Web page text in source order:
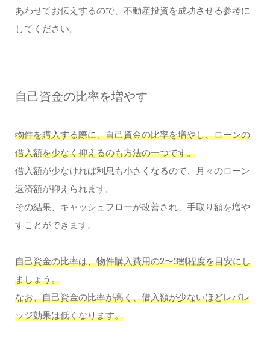
あわせてお伝えするので、不動産投資を成功させる参考に
してください。
自己資金の比率を増やす
物件を購入する際に、自己資金の比率を増やし、ローンの
借入額を少なく抑えるのも方法の一つです。
借入額が少なければ利息も小さくなるので、月々のローン
返済額が抑えられます。
その結果、キャッシュフローが改善され、手取り額を増や
すことができます。
自己資金の比率は、物件購入費用の2〜3割程度を目安にし
ましょう。
なお、自己資金の比率が高く、借入額が少ないほどレバレ
ッジ効果は低くなります。